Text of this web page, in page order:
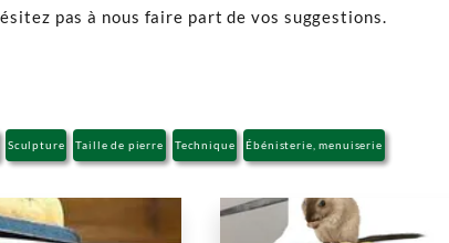
pas à nous faire part de vos suggestions.
Sculpture Taille de pierre Technique Ébénisterie, menuiserie